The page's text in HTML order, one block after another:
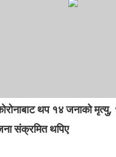
थप १४ जनाको
संक्रमित थपिए